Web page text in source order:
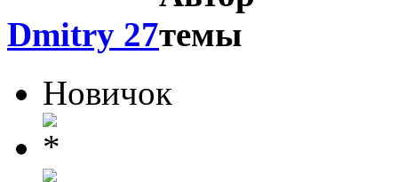
Dmitry 27
Новичок